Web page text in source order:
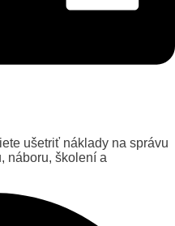
ušetriť náklady na správu
náboru, školení a